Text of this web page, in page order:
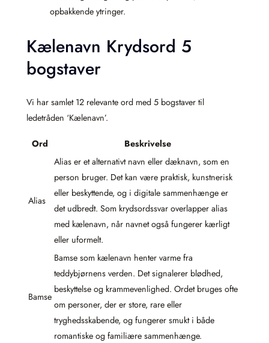
opbakkende ytringer.
Kælenavn Krydsord 5
bogstaver
Vi har samlet 12 relevante ord med 5 bogstaver til
ledetråden ‘Kælenavn’.
Ord Beskrivelse
Alias
Alias er et alternativt navn eller dæknavn, som en
person bruger. Det kan være praktisk, kunstnerisk
eller beskyttende, og i digitale sammenhænge er
det udbredt. Som krydsordssvar overlapper alias
med kælenavn, når navnet også fungerer kærligt
eller uformelt.
Bamse
Bamse som kælenavn henter varme fra
teddybjørnens verden. Det signalerer blødhed,
beskyttelse og krammevenlighed. Ordet bruges ofte
om personer, der er store, rare eller
tryghedsskabende, og fungerer smukt i både
romantiske og familiære sammenhænge.